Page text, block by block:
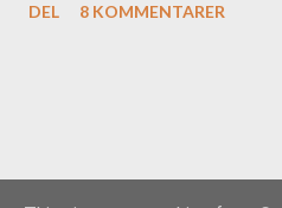
in-your-boat approach.
DEL 8 KOMMENTARER